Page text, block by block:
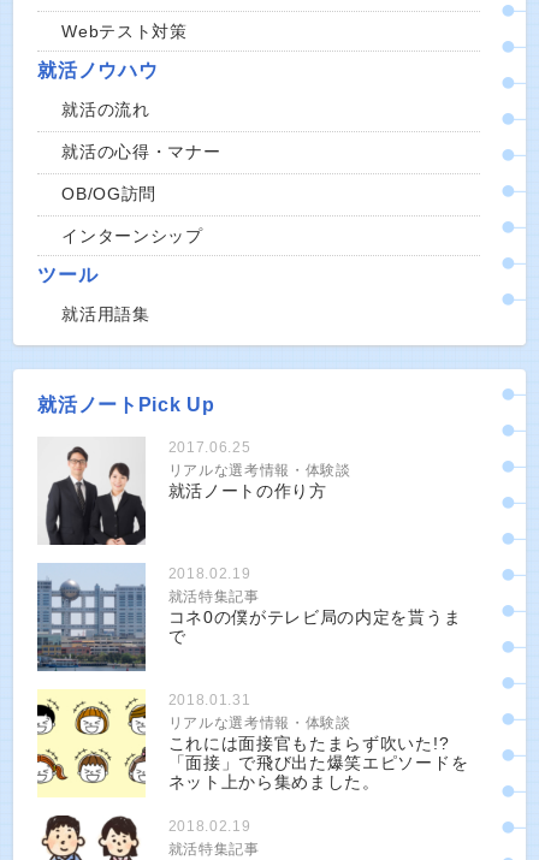
Webテスト対策
就活ノウハウ
就活の流れ
就活の心得・マナー
OB/OG訪問
インターンシップ
ツール
就活用語集
就活ノートPick Up
2017.06.25
リアルな選考情報・体験談
就活ノートの作り方
2018.02.19
就活特集記事
コネ0の僕がテレビ局の内定を貰うま
で
2018.01.31
リアルな選考情報・体験談
これには面接官もたまらず吹いた!?
「面接」で飛び出た爆笑エピソードを
ネット上から集めました。
2018.02.19
就活特集記事